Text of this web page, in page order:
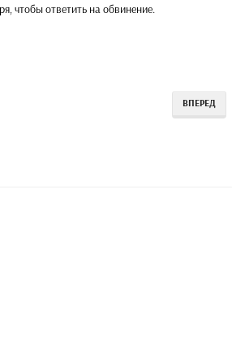
чтобы ответить на обвинение.
ВПЕРЕД